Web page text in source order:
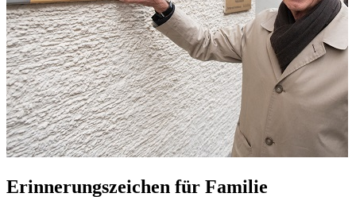
Erinnerungszeichen für Familie